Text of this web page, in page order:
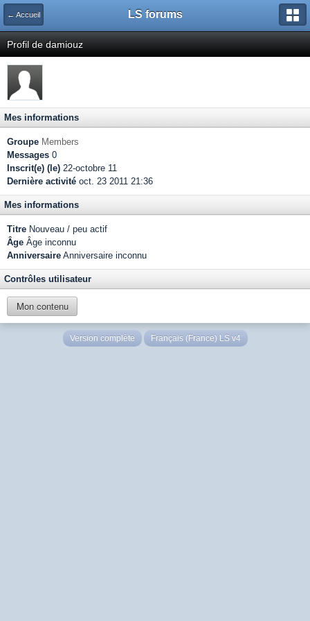
← Accueil LS forums
Profil de damiouz
Mes informations
Groupe Members
Messages 0
Inscrit(e) (le) 22-octobre 11
Dernière activité oct. 23 2011 21:36
Mes informations
Titre Nouveau / peu actif
Âge Âge inconnu
Anniversaire Anniversaire inconnu
Contrôles utilisateur
Mon contenu
Version complète Français (France) LS v4